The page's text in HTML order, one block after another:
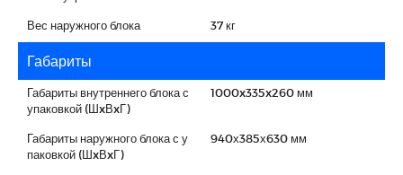
Вес наружного блока 37 кг
Габариты
Габариты внутреннего блока с
упаковкой (ШxВxГ)
1000x335x260 мм
Габариты наружного блока с у
паковкой (ШxВxГ)
940х385х630 мм